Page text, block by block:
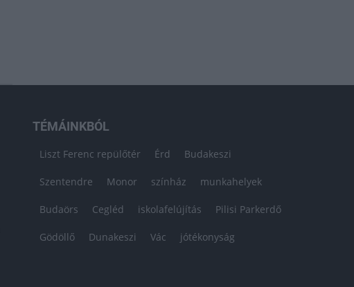
TÉMÁINKBÓL
Liszt Ferenc repülőtér Érd Budakeszi
Szentendre Monor színház munkahelyek
Budaörs Cegléd iskolafelújítás Pilisi Parkerdő
Gödöllő Dunakeszi Vác jótékonyság